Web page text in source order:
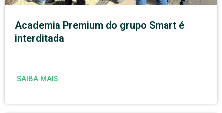
Academia Premium do grupo Smart é
interditada
SAIBA MAIS